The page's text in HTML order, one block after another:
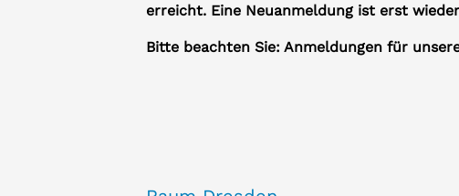
erreicht. Eine Neuanmeldung ist erst
Bitte beachten Sie: Anmeldungen für